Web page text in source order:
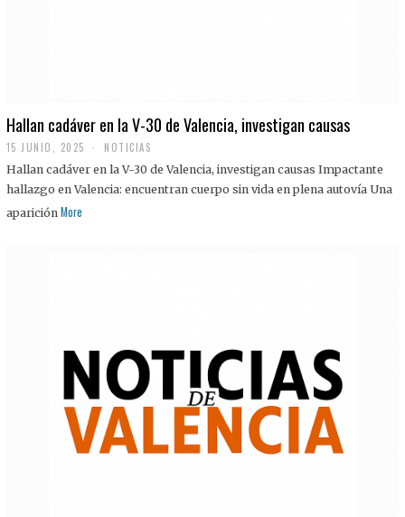
Hallan cadáver en la V-30 de Valencia, investigan causas
15 JUNIO, 2025 NOTICIAS
Hallan cadáver en la V-30 de Valencia, investigan causas Impactante
hallazgo en Valencia: encuentran cuerpo sin vida en plena autovía Una
aparición More